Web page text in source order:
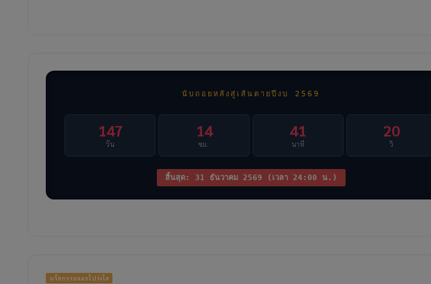
นับถอยหลังสู่เส้นตายปีงบ 2569
147
วัน
14
ชม.
41
นาที
18
วิ
สิ้นสุด: 31 ธันวาคม 2569 (เวลา 24:00 น.)
นวัตกรรมและโปร่งใส